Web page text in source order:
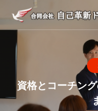
資格とコーチン